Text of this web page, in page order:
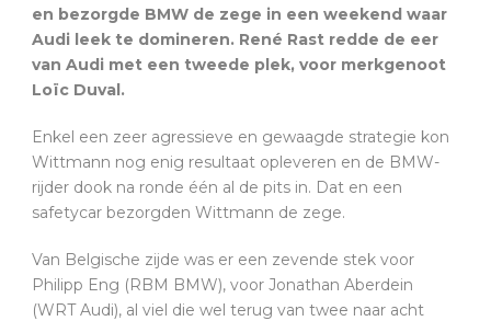
en bezorgde BMW de zege in een weekend waar
Audi leek te domineren. René Rast redde de eer
van Audi met een tweede plek, voor merkgenoot
Loïc Duval.
Enkel een zeer agressieve en gewaagde strategie kon
Wittmann nog enig resultaat opleveren en de BMW-
rijder dook na ronde één al de pits in. Dat en een
safetycar bezorgden Wittmann de zege.
Van Belgische zijde was er een zevende stek voor
Philipp Eng (RBM BMW), voor Jonathan Aberdein
(WRT Audi), al viel die wel terug van twee naar acht